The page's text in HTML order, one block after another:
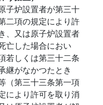
子炉設置者が第三十
二項の規定により許
、又は原子炉設置者
亡した場合におい
若しくは第三十二条
継がなかつたとき
（第三十三条第一項
により許可を取り消